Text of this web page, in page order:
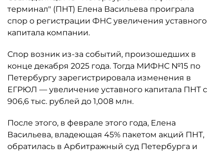
терминал" (ПНТ) Елена Васильева проиграла
спор о регистрации ФНС увеличения уставного
капитала компании.
Спор возник из-за событий, произошедших в
конце декабря 2025 года. Тогда МИФНС №15 по
Петербургу зарегистрировала изменения в
ЕГРЮЛ — увеличение уставного капитала ПНТ с
906,6 тыс. рублей до 1,008 млн.
После этого, в феврале этого года, Елена
Васильева, владеющая 45% пакетом акций ПНТ,
обратилась в Арбитражный суд Петербурга и